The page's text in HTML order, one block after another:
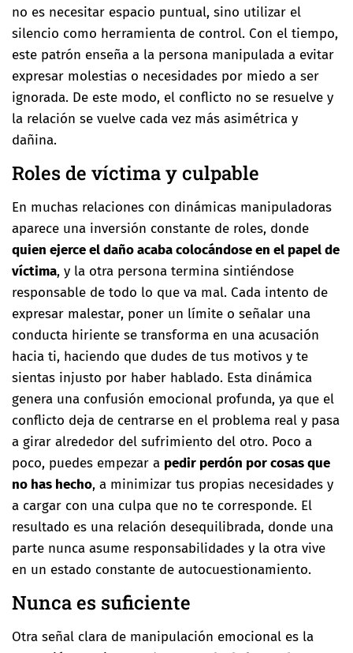
no es necesitar espacio puntual, sino utilizar el
silencio como herramienta de control. Con el tiempo,
este patrón enseña a la persona manipulada a evitar
expresar molestias o necesidades por miedo a ser
ignorada. De este modo, el conflicto no se resuelve y
la relación se vuelve cada vez más asimétrica y
dañina.
Roles de víctima y culpable
En muchas relaciones con dinámicas manipuladoras
aparece una inversión constante de roles, donde
quien ejerce el daño acaba colocándose en el papel de
víctima, y la otra persona termina sintiéndose
responsable de todo lo que va mal. Cada intento de
expresar malestar, poner un límite o señalar una
conducta hiriente se transforma en una acusación
hacia ti, haciendo que dudes de tus motivos y te
sientas injusto por haber hablado. Esta dinámica
genera una confusión emocional profunda, ya que el
conflicto deja de centrarse en el problema real y pasa
a girar alrededor del sufrimiento del otro. Poco a
poco, puedes empezar a pedir perdón por cosas que
no has hecho, a minimizar tus propias necesidades y
a cargar con una culpa que no te corresponde. El
resultado es una relación desequilibrada, donde una
parte nunca asume responsabilidades y la otra vive
en un estado constante de autocuestionamiento.
Nunca es suficiente
Otra señal clara de manipulación emocional es la